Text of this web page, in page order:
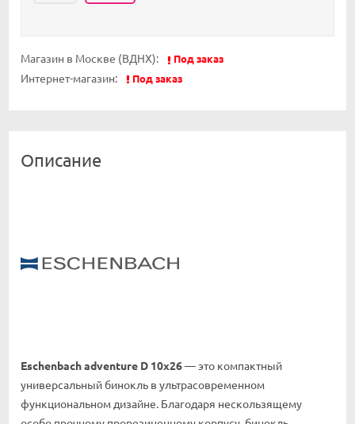
Магазин в Москве (ВДНХ): Под заказ
Интернет-магазин: Под заказ
Описание
Eschenbach adventure D 10x26— это компактный
универсальный бинокль в ультрасовременном
функциональном дизайне. Благодаря нескользящему